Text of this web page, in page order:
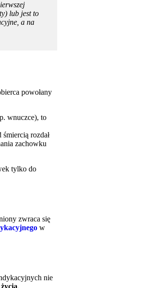
lub jest to
a na
powołany
wnuczce), to
rozdał
zachowku
tylko do
zwraca się
w
nie
.